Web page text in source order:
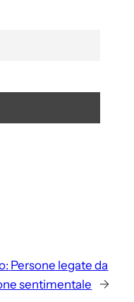
Persone legate da
sentimentale
→